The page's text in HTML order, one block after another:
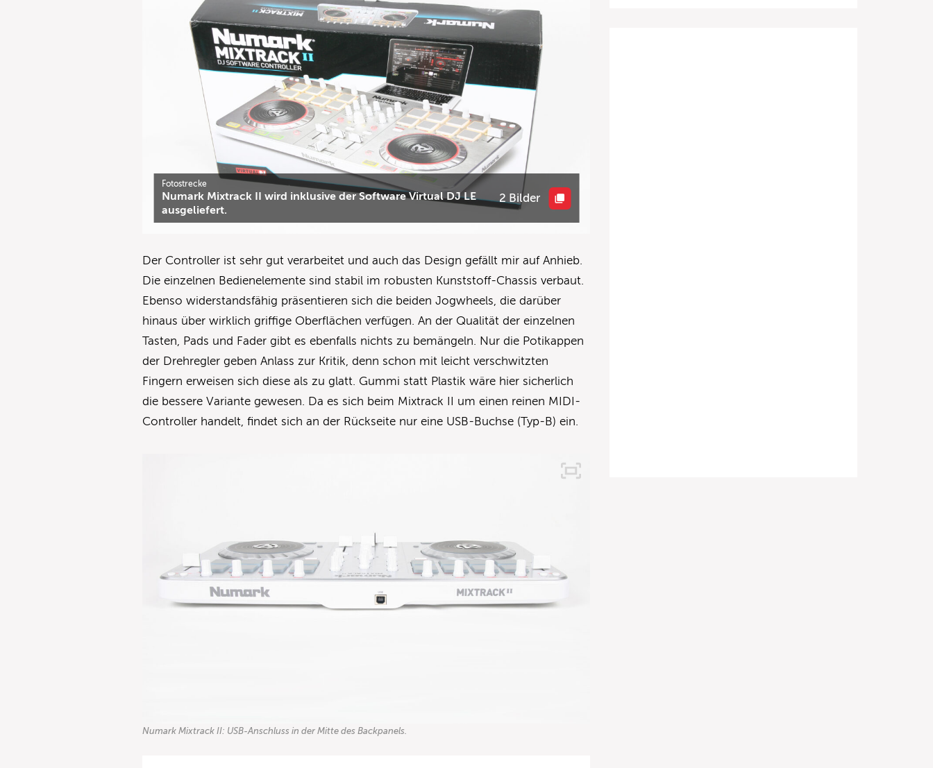
Fotostrecke
Numark Mixtrack II wird inklusive der Software Virtual DJ LE
ausgeliefert.
2 Bilder
Der Controller ist sehr gut verarbeitet und auch das Design gefällt mir auf Anhieb.
Die einzelnen Bedienelemente sind stabil im robusten Kunststoff-Chassis verbaut.
Ebenso widerstandsfähig präsentieren sich die beiden Jogwheels, die darüber
hinaus über wirklich griffige Oberflächen verfügen. An der Qualität der einzelnen
Tasten, Pads und Fader gibt es ebenfalls nichts zu bemängeln. Nur die Potikappen
der Drehregler geben Anlass zur Kritik, denn schon mit leicht verschwitzten
Fingern erweisen sich diese als zu glatt. Gummi statt Plastik wäre hier sicherlich
die bessere Variante gewesen. Da es sich beim Mixtrack II um einen reinen MIDI-
Controller handelt, findet sich an der Rückseite nur eine USB-Buchse (Typ-B) ein.
Numark Mixtrack II: USB-Anschluss in der Mitte des Backpanels.